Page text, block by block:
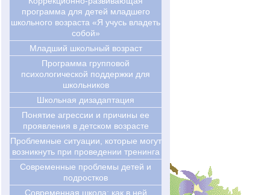
программа для детей младшего
школьного возраста «Я учусь владеть
собой»
Младший школьный возраст
Программа групповой
психологической поддержки для
школьников
Школьная дизадаптация
Понятие агрессии и причины ее
проявления в детском возрасте
Проблемные ситуации, которые могут
возникнуть при проведении тренинга
Современные проблемы детей и
подростков
Современная школа: как в ней